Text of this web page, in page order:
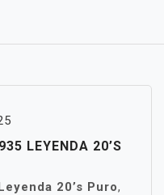
LEYENDA 20’S
20’s Puro,